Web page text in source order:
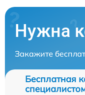
Нужна
Закажите
Бесплатная